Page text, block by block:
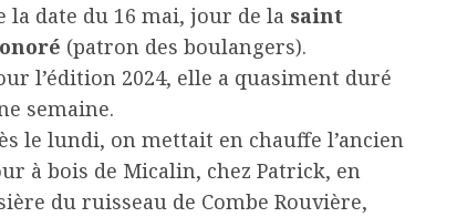
la date du 16 mai, jour de la saint
(patron des boulangers).
l’édition 2024, elle a quasiment duré
semaine.
le lundi, on mettait en chauffe l’ancien
à bois de Micalin, chez Patrick, en
du ruisseau de Combe Rouvière,